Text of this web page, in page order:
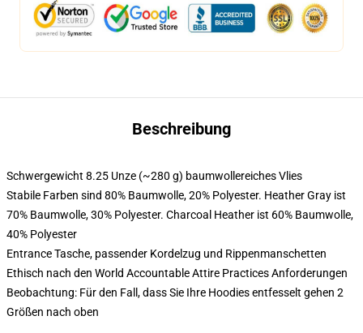
Beschreibung
Schwergewicht 8.25 Unze (~280 g) baumwollereiches Vlies
Stabile Farben sind 80% Baumwolle, 20% Polyester. Heather Gray ist
70% Baumwolle, 30% Polyester. Charcoal Heather ist 60% Baumwolle,
40% Polyester
Entrance Tasche, passender Kordelzug und Rippenmanschetten
Ethisch nach den World Accountable Attire Practices Anforderungen
Beobachtung: Für den Fall, dass Sie Ihre Hoodies entfesselt gehen 2
Größen nach oben